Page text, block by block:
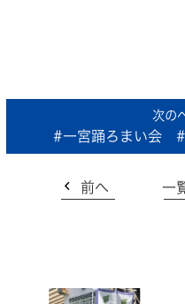
#一宮踊ろまい会 #
前へ 一